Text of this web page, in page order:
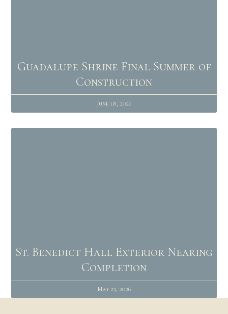
Guadalupe Shrine Final Summer of
Construction
June 18, 2026
St. Benedict Hall Exterior Nearing
Completion
May 23, 2026